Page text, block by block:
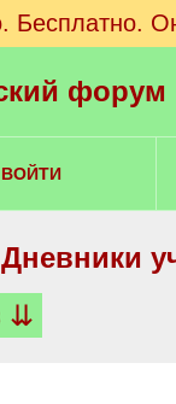
Бесплатно.
ВОЙТИ
Дневники
⇊